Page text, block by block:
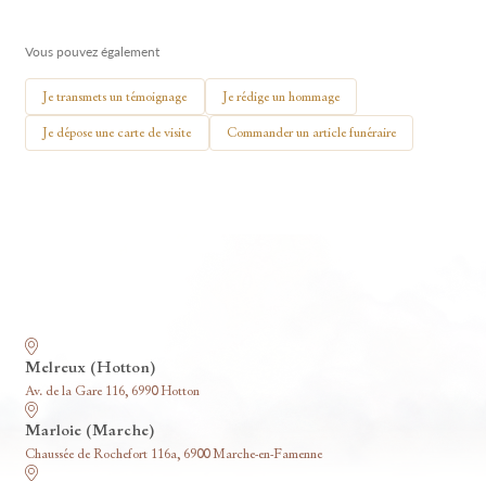
Vous pouvez également
Je transmets un témoignage Je rédige un hommage
Je dépose une carte de visite Commander un article funéraire
Melreux (Hotton)
Av. de la Gare 116, 6990 Hotton
Marloie (Marche)
Chaussée de Rochefort 116a, 6900 Marche-en-Famenne